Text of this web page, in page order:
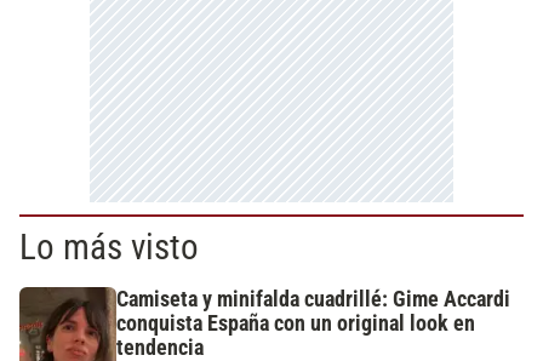
Lo más visto
Camiseta y minifalda cuadrillé: Gime Accardi
conquista España con un original look en
tendencia